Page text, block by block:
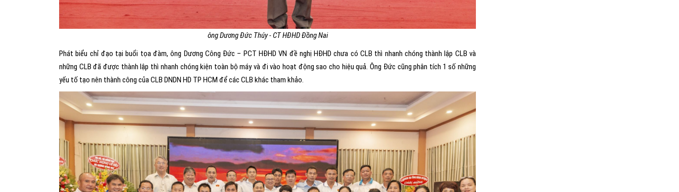
ông Dương Đức Thúy - CT HĐHD Đồng Nai
Phát biểu chỉ đạo tại buổi tọa đàm, ông Dương Công Đức – PCT HĐHD VN đề nghị HĐHD chưa có CLB thì nhanh chóng thành lập CLB và
những CLB đã được thành lập thì nhanh chóng kiện toàn bộ máy và đi vào hoạt động sao cho hiệu quả. Ông Đức cũng phân tích 1 số những
yếu tố tạo nên thành công của CLB DNDN HD TP HCM để các CLB khác tham khảo.